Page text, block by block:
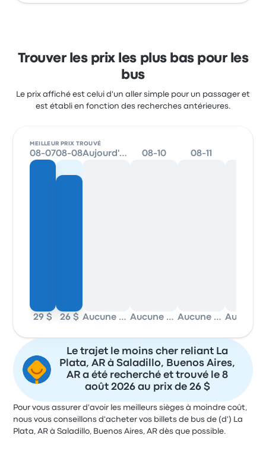
Trouver les prix les plus bas pour les
bus
Le prix affiché est celui d'un aller simple pour un passager et
est établi en fonction des recherches antérieures.
MEILLEUR PRIX TROUVÉ
08-07
29 $
08-08
26 $
Aujourd'hui
Aucune donnée
08-10
Aucune donnée
08-11
Aucune donnée
Le trajet le moins cher reliant La
Plata, AR à Saladillo, Buenos Aires,
AR a été recherché et trouvé le 8
août 2026 au prix de 26 $
Pour vous assurer d'avoir les meilleurs sièges à moindre coût,
nous vous conseillons d'acheter vos billets de bus de (d') La
Plata, AR à Saladillo, Buenos Aires, AR dès que possible.